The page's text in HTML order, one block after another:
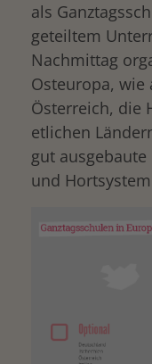
als
geteiltem
Nachmittag
Osteuropa, wie
Österreich, die
etlichen
gut
und